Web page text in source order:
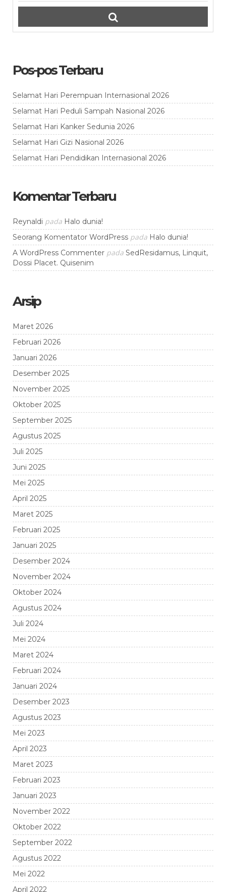
Pos-pos Terbaru
Selamat Hari Perempuan Internasional 2026
Selamat Hari Peduli Sampah Nasional 2026
Selamat Hari Kanker Sedunia 2026
Selamat Hari Gizi Nasional 2026
Selamat Hari Pendidikan Internasional 2026
Komentar Terbaru
Reynaldi pada Halo dunia!
Seorang Komentator WordPress pada Halo dunia!
A WordPress Commenter pada SedResidamus, Linquit,
Dossi Placet. Quisenim
Arsip
Maret 2026
Februari 2026
Januari 2026
Desember 2025
November 2025
Oktober 2025
September 2025
Agustus 2025
Juli 2025
Juni 2025
Mei 2025
April 2025
Maret 2025
Februari 2025
Januari 2025
Desember 2024
November 2024
Oktober 2024
Agustus 2024
Juli 2024
Mei 2024
Maret 2024
Februari 2024
Januari 2024
Desember 2023
Agustus 2023
Mei 2023
April 2023
Maret 2023
Februari 2023
Januari 2023
November 2022
Oktober 2022
September 2022
Agustus 2022
Mei 2022
April 2022